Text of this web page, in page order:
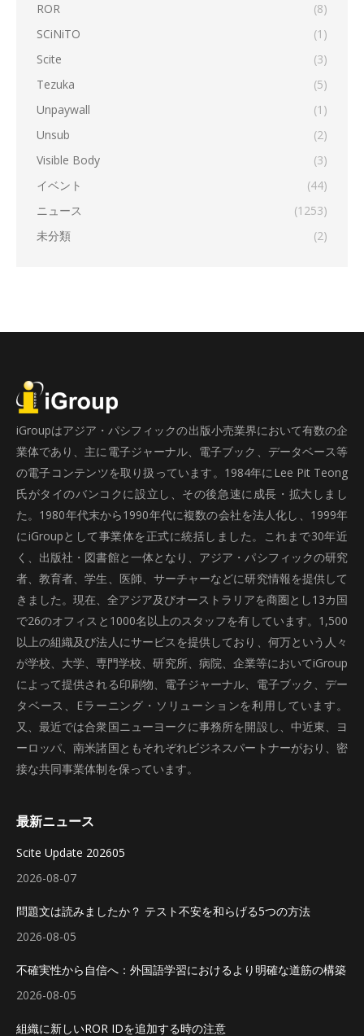
ROR
(8)
SCiNiTO
(1)
Scite
(3)
Tezuka
(5)
Unpaywall
(1)
Unsub
(2)
Visible Body
(3)
イベント
(44)
ニュース
(1253)
未分類
(2)
iGroupはアジア・パシフィックの出版小売業界において有数の企
業体であり、主に電子ジャーナル、電子ブック、データベース等
の電子コンテンツを取り扱っています。1984年にLee Pit Teong
氏がタイのバンコクに設立し、その後急速に成長・拡大しまし
た。1980年代末から1990年代に複数の会社を法人化し、1999年
にiGroupとして事業体を正式に統括しました。これまで30年近
く、出版社・図書館と一体となり、アジア・パシフィックの研究
者、教育者、学生、医師、サーチャーなどに研究情報を提供して
きました。現在、全アジア及びオーストラリアを商圏とし13カ国
で26のオフィスと1000名以上のスタッフを有しています。1,500
以上の組織及び法人にサービスを提供しており、何万という人々
が学校、大学、専門学校、研究所、病院、企業等においてiGroup
によって提供される印刷物、電子ジャーナル、電子ブック、デー
タベース、Eラーニング・ソリューションを利用しています。
又、最近では合衆国ニューヨークに事務所を開設し、中近東、ヨ
ーロッパ、南米諸国ともそれぞれビジネスパートナーがおり、密
接な共同事業体制を保っています。
最新ニュース
Scite Update 202605
2026-08-07
問題文は読みましたか？ テスト不安を和らげる5つの方法
2026-08-05
不確実性から自信へ：外国語学習におけるより明確な道筋の構築
2026-08-05
組織に新しいROR IDを追加する時の注意